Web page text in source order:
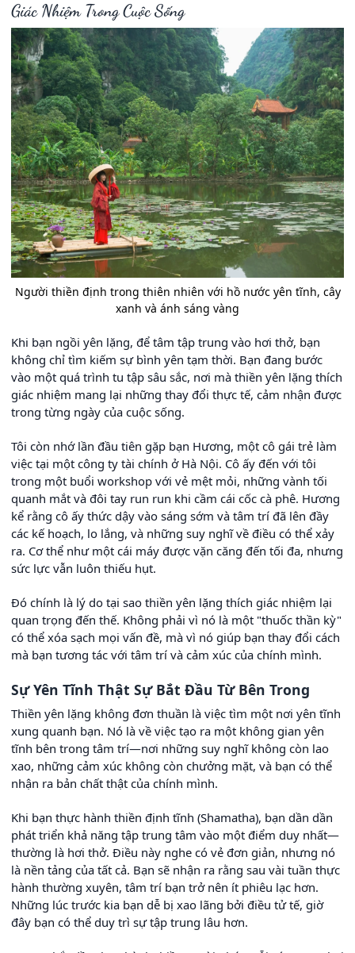
Giác Nhiệm Trong Cuộc Sống
Người thiền định trong thiên nhiên với hồ nước yên tĩnh, cây
xanh và ánh sáng vàng
Khi bạn ngồi yên lặng, để tâm tập trung vào hơi thở, bạn
không chỉ tìm kiếm sự bình yên tạm thời. Bạn đang bước
vào một quá trình tu tập sâu sắc, nơi mà thiền yên lặng thích
giác nhiệm mang lại những thay đổi thực tế, cảm nhận được
trong từng ngày của cuộc sống.
Tôi còn nhớ lần đầu tiên gặp bạn Hương, một cô gái trẻ làm
việc tại một công ty tài chính ở Hà Nội. Cô ấy đến với tôi
trong một buổi workshop với vẻ mệt mỏi, những vành tối
quanh mắt và đôi tay run run khi cầm cái cốc cà phê. Hương
kể rằng cô ấy thức dậy vào sáng sớm và tâm trí đã lên đầy
các kế hoạch, lo lắng, và những suy nghĩ về điều có thể xảy
ra. Cơ thể như một cái máy được vặn căng đến tối đa, nhưng
sức lực vẫn luôn thiếu hụt.
Đó chính là lý do tại sao thiền yên lặng thích giác nhiệm lại
quan trọng đến thế. Không phải vì nó là một "thuốc thần kỳ"
có thể xóa sạch mọi vấn đề, mà vì nó giúp bạn thay đổi cách
mà bạn tương tác với tâm trí và cảm xúc của chính mình.
Sự Yên Tĩnh Thật Sự Bắt Đầu Từ Bên Trong
Thiền yên lặng không đơn thuần là việc tìm một nơi yên tĩnh
xung quanh bạn. Nó là về việc tạo ra một không gian yên
tĩnh bên trong tâm trí—nơi những suy nghĩ không còn lao
xao, những cảm xúc không còn chưởng mặt, và bạn có thể
nhận ra bản chất thật của chính mình.
Khi bạn thực hành thiền định tĩnh (Shamatha), bạn dần dần
phát triển khả năng tập trung tâm vào một điểm duy nhất—
thường là hơi thở. Điều này nghe có vẻ đơn giản, nhưng nó
là nền tảng của tất cả. Bạn sẽ nhận ra rằng sau vài tuần thực
hành thường xuyên, tâm trí bạn trở nên ít phiêu lạc hơn.
Những lúc trước kia bạn dễ bị xao lãng bởi điều tử tế, giờ
đây bạn có thể duy trì sự tập trung lâu hơn.